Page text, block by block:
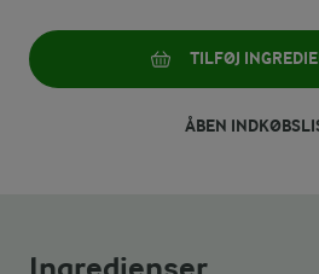
TILFØJ
ÅBEN